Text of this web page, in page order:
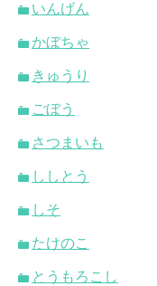
いんげん
かぼちゃ
きゅうり
ごぼう
さつまいも
ししとう
しそ
たけのこ
とうもろこし